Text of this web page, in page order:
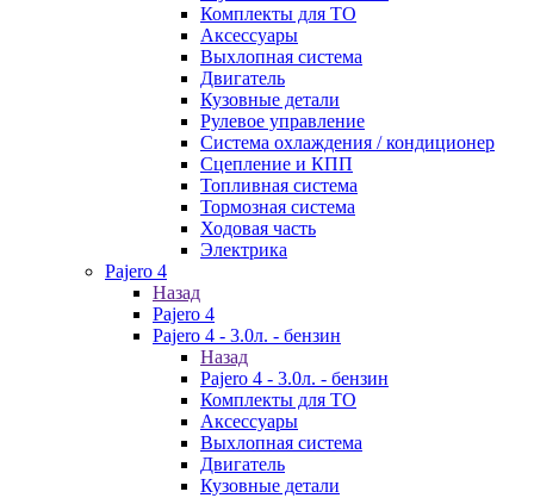
Комплекты для ТО
Аксессуары
Выхлопная система
Двигатель
Кузовные детали
Рулевое управление
Система охлаждения / кондиционер
Сцепление и КПП
Топливная система
Тормозная система
Ходовая часть
Электрика
Pajero 4
Назад
Pajero 4
Pajero 4 - 3.0л. - бензин
Назад
Pajero 4 - 3.0л. - бензин
Комплекты для ТО
Аксессуары
Выхлопная система
Двигатель
Кузовные детали